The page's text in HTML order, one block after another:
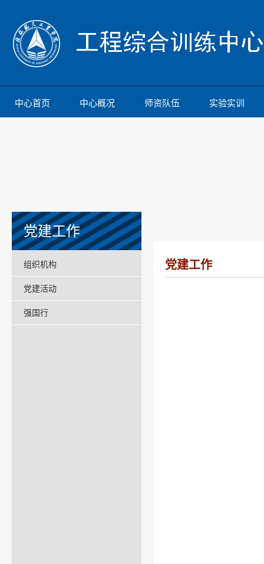
中心首页 中心概况 师资队伍 实验实训
党建工作
组织机构
党建活动
强国行
党建工作